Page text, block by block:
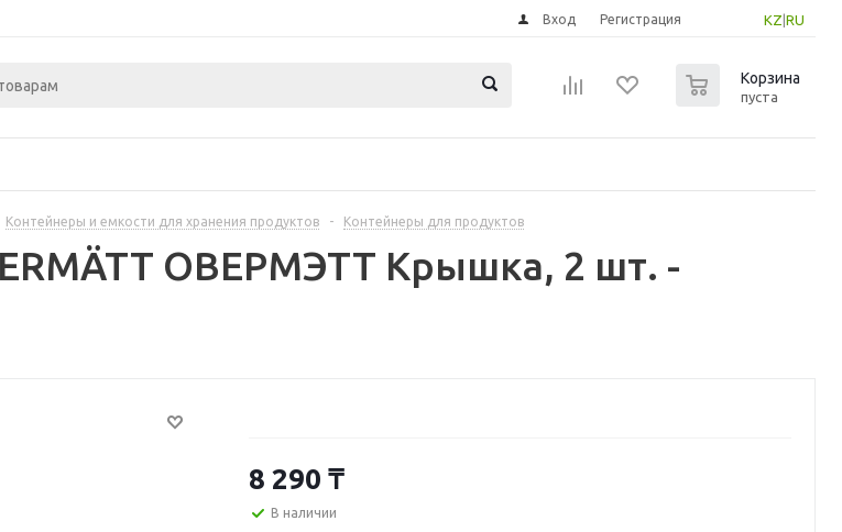
KZ RU
Вход Регистрация
Корзина
пуста
Контейнеры и емкости для хранения продуктов - Контейнеры для продуктов
ОВЕРМЭТТ Крышка, 2 шт. -
8 290 ₸
В наличии